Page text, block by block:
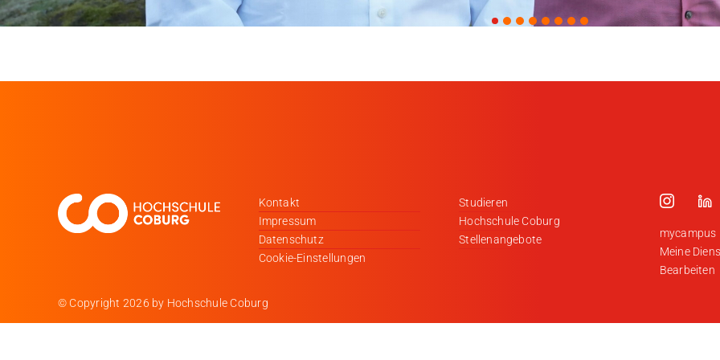
Kontakt
Impressum
Datenschutz
Cookie-Einstellungen
Studieren
Hochschule Coburg
Stellenangebote
mycampus
Meine
Bearbeiten
© Copyright 2026 by Hochschule Coburg